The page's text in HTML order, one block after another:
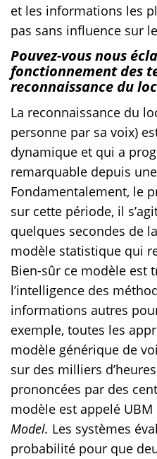
et les informations les
pas sans influence sur
Pouvez-vous nous
fonctionnement des
reconnaissance du
La reconnaissance du
personne par sa voix)
dynamique et qui a
remarquable depuis
Fondamentalement, le
sur cette période, il
quelques secondes de
modèle statistique qui
Bien-sûr ce modèle est
l’intelligence des
informations autres
exemple, toutes les
modèle générique de
sur des milliers
prononcées par des
modèle est appelé UBM
Model. Les systèmes
probabilité pour que